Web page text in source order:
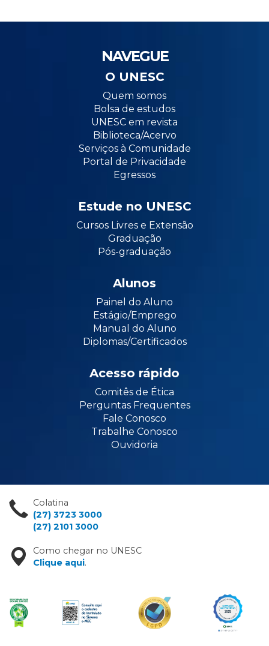
NAVEGUE
O UNESC
Quem somos
Bolsa de estudos
UNESC em revista
Biblioteca/Acervo
Serviços à Comunidade
Portal de Privacidade
Egressos
Estude no UNESC
Cursos Livres e Extensão
Graduação
Pós-graduação
Alunos
Painel do Aluno
Estágio/Emprego
Manual do Aluno
Diplomas/Certificados
Acesso rápido
Comitês de Ética
Perguntas Frequentes
Fale Conosco
Trabalhe Conosco
Ouvidoria
Colatina
(27) 3723 3000
(27) 2101 3000
Como chegar no UNESC
Clique aqui.